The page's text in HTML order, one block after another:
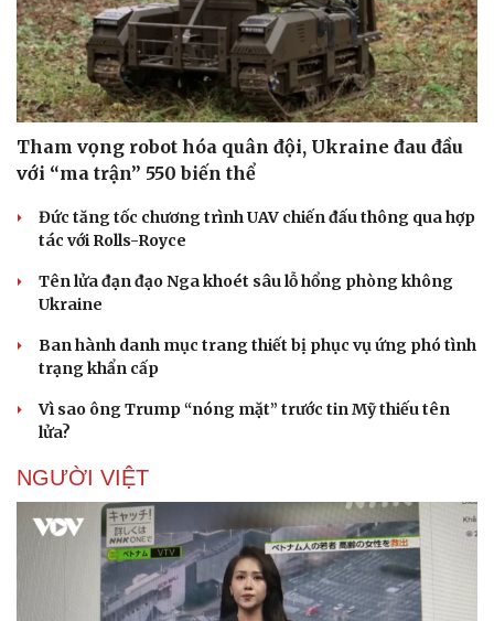
Thông tin doanh nghiệp
Doanh nghiệp 24h
Doanh nhân
Vì cộng đồng
Tin Công nghệ
Trải nghiệm
Chuyển đổi số
Tham vọng robot hóa quân đội, Ukraine đau đầu
với “ma trận” 550 biến thể
Đức tăng tốc chương trình UAV chiến đấu thông qua hợp
tác với Rolls-Royce
Tên lửa đạn đạo Nga khoét sâu lỗ hổng phòng không
Ukraine
Ban hành danh mục trang thiết bị phục vụ ứng phó tình
trạng khẩn cấp
Vì sao ông Trump “nóng mặt” trước tin Mỹ thiếu tên
lửa?
NGƯỜI VIỆT